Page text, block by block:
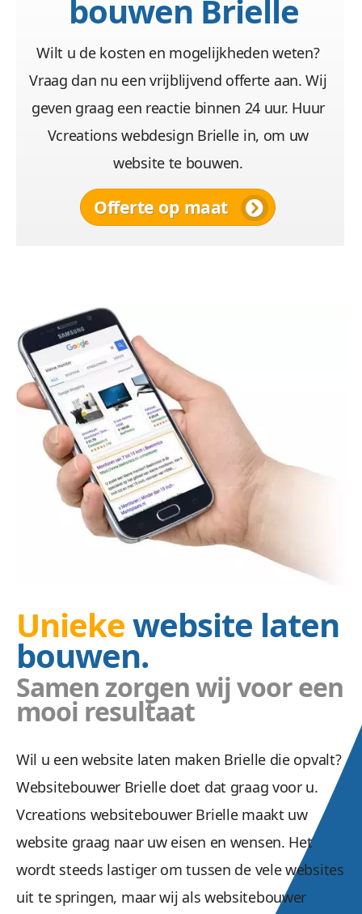
bouwen Brielle
Wilt u de kosten en mogelijkheden weten?
Vraag dan nu een vrijblijvend offerte aan. Wij
geven graag een reactie binnen 24 uur. Huur
Vcreations webdesign Brielle in, om uw
website te bouwen.
Offerte op maat
Uniekewebsite laten
bouwen.
Samen zorgen wij voor een
mooi resultaat
Wil u een website laten maken Brielle die opvalt?
Websitebouwer Brielle doet dat graag voor u.
Vcreations websitebouwer Brielle maakt uw
website graag naar uw eisen en wensen. Het
wordt steeds lastiger om tussen de vele websites
uit te springen, maar wij als websitebouwer